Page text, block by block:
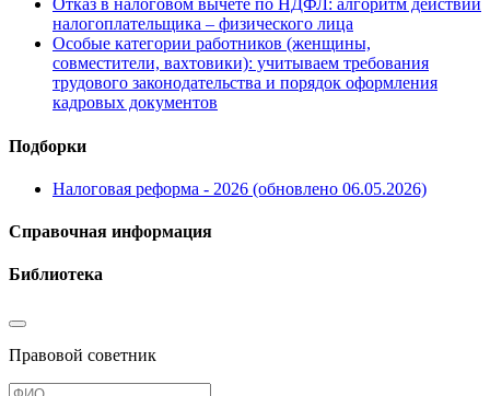
Отказ в налоговом вычете по НДФЛ: алгоритм действий
налогоплательщика – физического лица
Особые категории работников (женщины,
совместители, вахтовики): учитываем требования
трудового законодательства и порядок оформления
кадровых документов
Подборки
Налоговая реформа - 2026 (обновлено 06.05.2026)
Справочная информация
Библиотека
Правовой советник